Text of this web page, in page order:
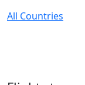
All Countries